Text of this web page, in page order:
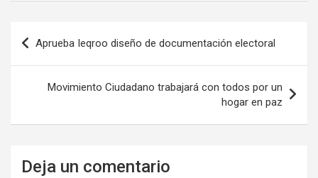
Navegación
de
entradas
Aprueba Ieqroo diseño de documentación electoral
Movimiento Ciudadano trabajará con todos por un
hogar en paz
Deja un comentario